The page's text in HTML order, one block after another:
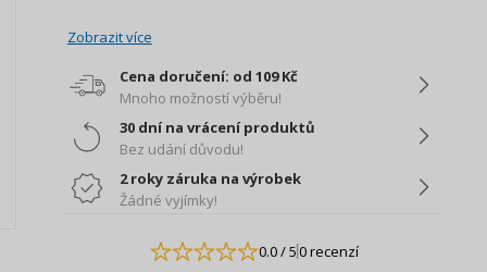
Zobrazit více
Cena doručení: od 109 Kč
Mnoho možností výběru!
30 dní na vrácení produktů
Bez udání důvodu!
2 roky záruka na výrobek
Žádné vyjímky!
0.0/ 50 recenzí